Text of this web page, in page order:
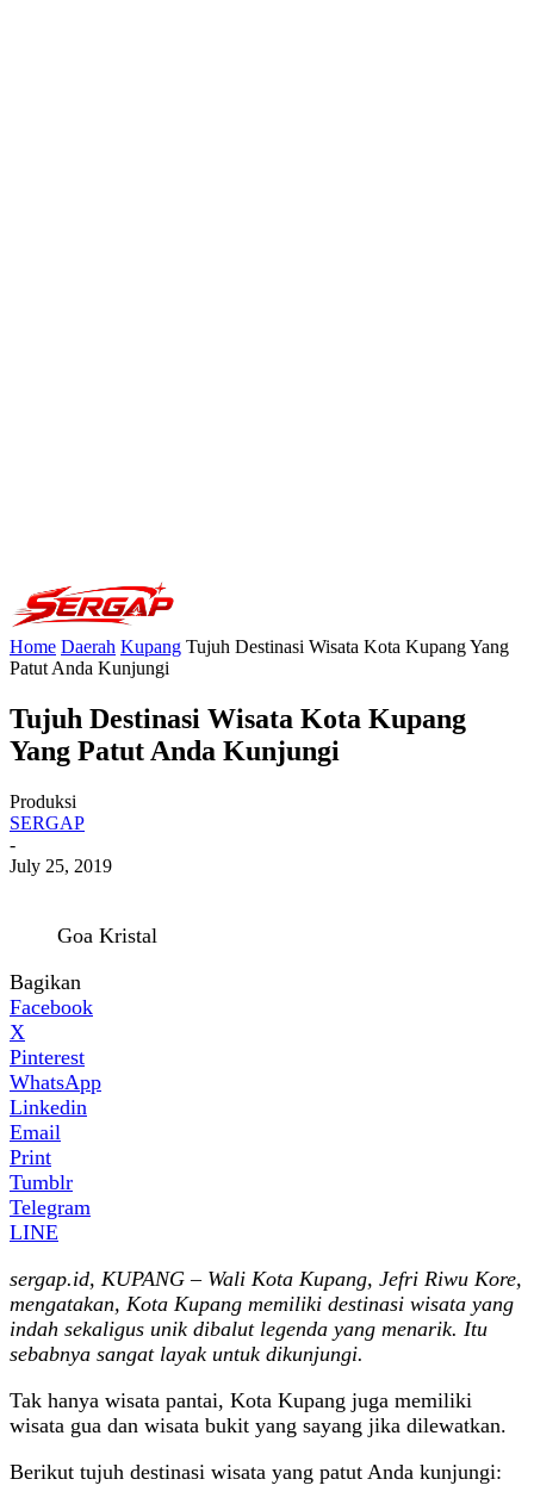
Home Daerah Kupang Tujuh Destinasi Wisata Kota Kupang Yang
Patut Anda Kunjungi
Tujuh Destinasi Wisata Kota Kupang
Yang Patut Anda Kunjungi
Produksi
SERGAP
-
July 25, 2019
Goa Kristal
Bagikan
Facebook
X
Pinterest
WhatsApp
Linkedin
Email
Print
Tumblr
Telegram
LINE
sergap.id, KUPANG – Wali Kota Kupang, Jefri Riwu Kore,
mengatakan, Kota Kupang memiliki destinasi wisata yang
indah sekaligus unik dibalut legenda yang menarik. Itu
sebabnya sangat layak untuk dikunjungi.
Tak hanya wisata pantai, Kota Kupang juga memiliki
wisata gua dan wisata bukit yang sayang jika dilewatkan.
Berikut tujuh destinasi wisata yang patut Anda kunjungi: